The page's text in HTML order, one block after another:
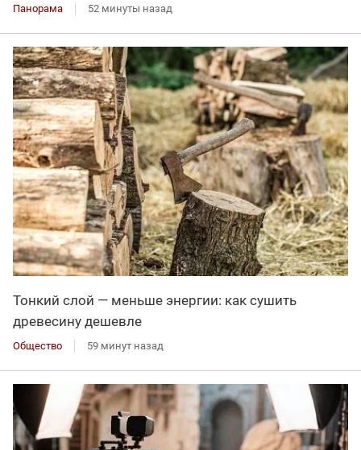
Панорама 52 минуты назад
Тонкий слой — меньше энергии: как сушить
древесину дешевле
Общество 59 минут назад